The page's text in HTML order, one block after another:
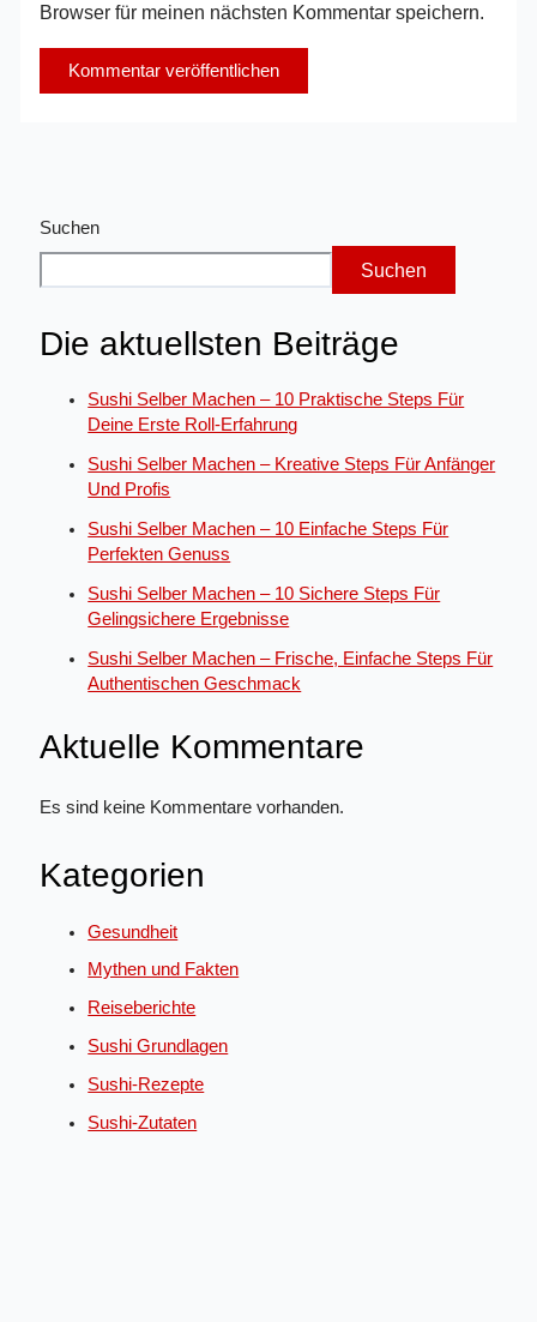
Browser für meinen nächsten Kommentar speichern.
Suchen
Suchen
Die aktuellsten Beiträge
Sushi Selber Machen – 10 Praktische Steps Für
Deine Erste Roll-Erfahrung
Sushi Selber Machen – Kreative Steps Für Anfänger
Und Profis
Sushi Selber Machen – 10 Einfache Steps Für
Perfekten Genuss
Sushi Selber Machen – 10 Sichere Steps Für
Gelingsichere Ergebnisse
Sushi Selber Machen – Frische, Einfache Steps Für
Authentischen Geschmack
Aktuelle Kommentare
Es sind keine Kommentare vorhanden.
Kategorien
Gesundheit
Mythen und Fakten
Reiseberichte
Sushi Grundlagen
Sushi-Rezepte
Sushi-Zutaten